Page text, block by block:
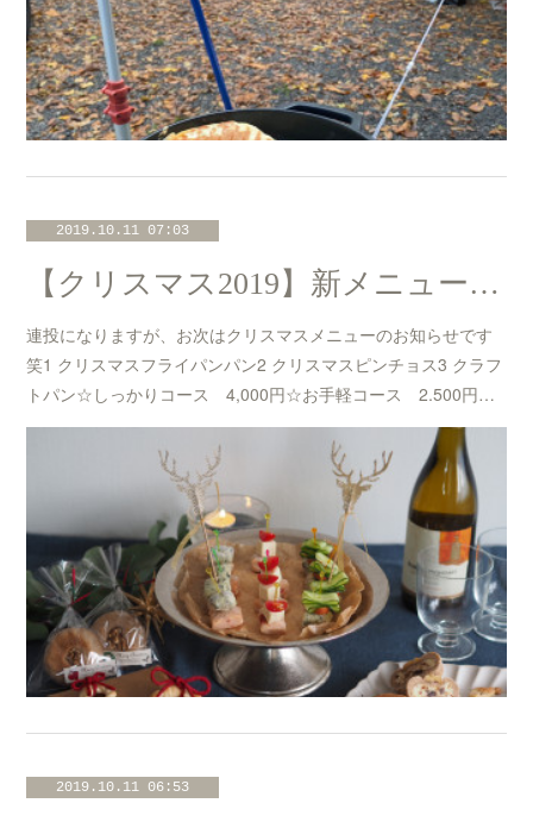
2019.10.11 07:03
【クリスマス2019】新メニューのお知らせ☆
連投になりますが、お次はクリスマスメニューのお知らせです
笑1 クリスマスフライパンパン2 クリスマスピンチョス3 クラフ
トパン☆しっかりコース 4,000円☆お手軽コース 2.500円…
2019.10.11 06:53